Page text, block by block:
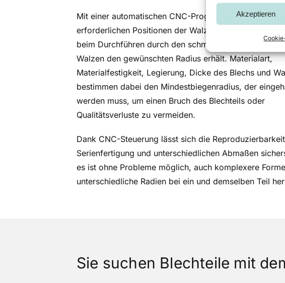
Akzeptieren
Mit einer automatischen CNC-Programmsteuerung
erforderlichen Positionen der Walzen ermitteln, sodass
beim Durchführen durch den schmalen Spalt zwischen
Walzen den gewünschten Radius erhält. Materialart,
Materialfestigkeit, Legierung, Dicke des Blechs und
bestimmen dabei den Mindestbiegenradius, der
werden muss, um einen Bruch des Blechteils oder
Qualitätsverluste zu vermeiden.
Dank CNC-Steuerung lässt sich die
Serienfertigung und unterschiedlichen Abmaßen
es ist ohne Probleme möglich, auch komplexere
unterschiedliche Radien bei ein und demselben Teil
Sie suchen Blechteile mit